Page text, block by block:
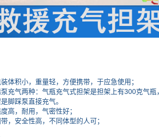
积小，重量轻，方便携带，于应急使用；
气两种：气瓶充气式担架是担架上有300克气瓶
脚踩泵直接充气。
，耐用，气密性好；
安全性高，不同体型的人可；